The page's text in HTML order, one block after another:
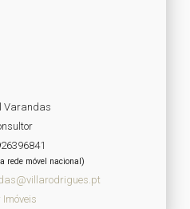
Varandas
rede móvel nacional)
Imóveis